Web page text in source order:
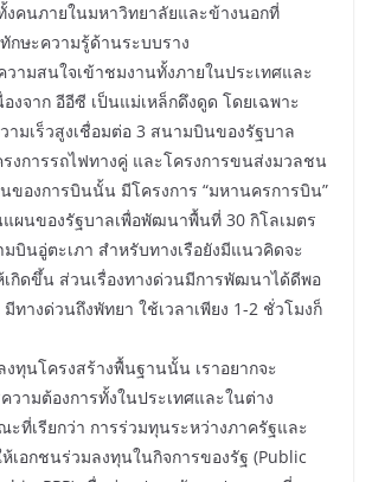
คนภายในมหาวิทยาลัยและข้างนอกที่
กษะความรู้ด้านระบบราง
วามสนใจเข้าชมงานทั้งภายในประเทศและ
งจาก อีอีซี เป็นแม่เหล็กดึงดูด โดยเฉพาะ
ามเร็วสูงเชื่อมต่อ 3 สนามบินของรัฐบาล
งการรถไฟทางคู่ และโครงการขนส่งมวลชน
ของการบินนั้น มีโครงการ “มหานครการบิน”
แผนของรัฐบาลเพื่อพัฒนาพื้นที่ 30 กิโลเมตร
บินอู่ตะเภา สำหรับทางเรือยังมีแนวคิดจะ
เกิดขึ้น ส่วนเรื่องทางด่วนมีการพัฒนาได้ดีพอ
ทางด่วนถึงพัทยา ใช้เวลาเพียง 1-2 ชั่วโมงก็
ทุนโครงสร้างพื้นฐานนั้น เราอยากจะ
วามต้องการทั้งในประเทศและในต่าง
ะที่เรียกว่า การร่วมทุนระหว่างภาครัฐและ
เอกชนร่วมลงทุนในกิจการของรัฐ (Public